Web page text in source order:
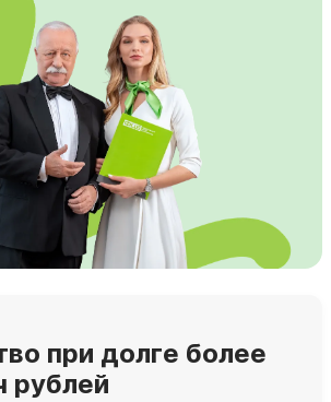
при долге более
рублей